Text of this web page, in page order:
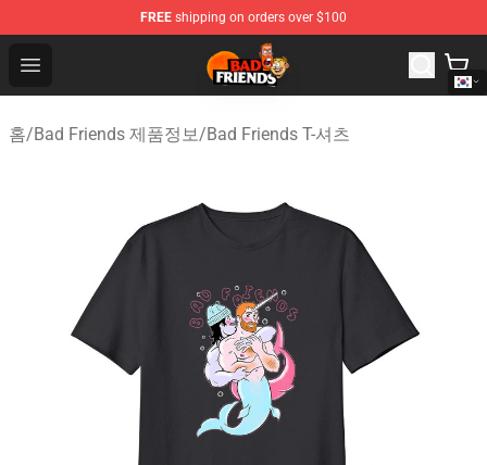
FREE shipping on orders over $100
Open menu
Bad Friends Shop - Official Bad Friends Merchandise
홈/Bad Friends 제품정보/Bad Friends T-셔츠